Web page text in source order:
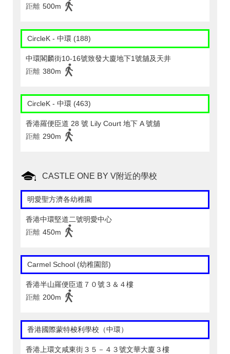
距離 500m
CircleK - 中環 (188)
中環閣麟街10-16號致發大廈地下1號舖及天井
距離 380m
CircleK - 中環 (463)
香港羅便臣道 28 號 Lily Court 地下 A 號舖
距離 290m
CASTLE ONE BY V附近的學校
明愛聖方濟各幼稚園
香港中環堅道二號明愛中心
距離 450m
Carmel School (幼稚園部)
香港半山羅便臣道７０號３＆４樓
距離 200m
香港國際蒙特梭利學校（中環）
香港上環文咸東街３５－４３號文華大廈３樓